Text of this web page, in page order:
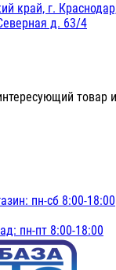
край, г.
д. 63/4
товар
пн-сб 8:00-18:00
пн-пт 8:00-18:00